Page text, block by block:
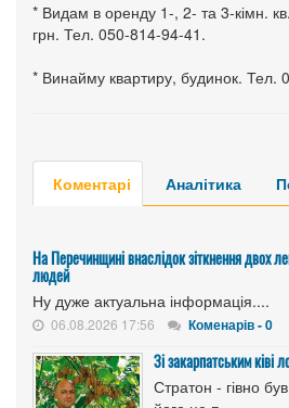
* Видам в оренду 1-, 2- та 3-кімн.
грн. Тел. 050-814-94-41.
* Винайму квартиру, будинок. Тел.
Коментарі Аналітика
На Перечинщині внаслідок зіткнення двох
людей
Ну дуже актуальна інформація....
06.08.2026 17:56 Коменарів - 0
Зі закарпатським ківі
Стратон - гівно